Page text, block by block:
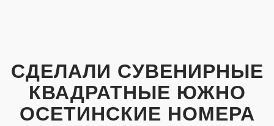
СДЕЛАЛИ СУВЕНИРНЫЕ
КВАДРАТНЫЕ ЮЖНО
ОСЕТИНСКИЕ НОМЕРА